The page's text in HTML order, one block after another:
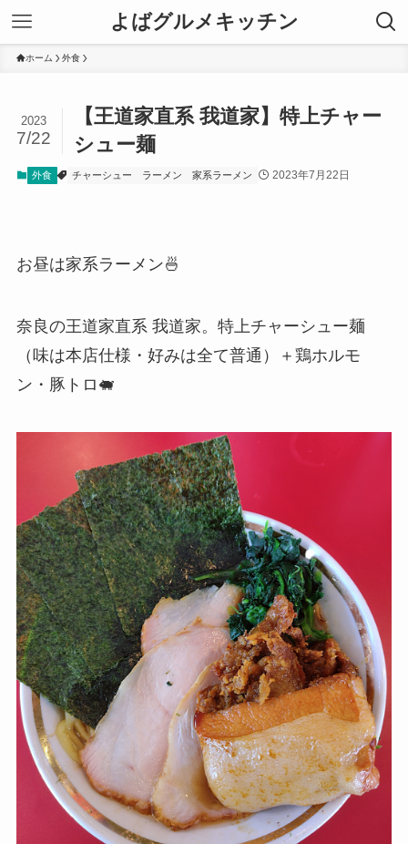
よばグルメキッチン
ホーム 外食
【王道家直系 我道家】特上チャー
シュー麺
2023
7/22
外食 チャーシュー ラーメン 家系ラーメン 2023年7月22日
お昼は家系ラーメン🍜
奈良の王道家直系 我道家。特上チャーシュー麺
（味は本店仕様・好みは全て普通）＋鶏ホルモ
ン・豚トロ🐖